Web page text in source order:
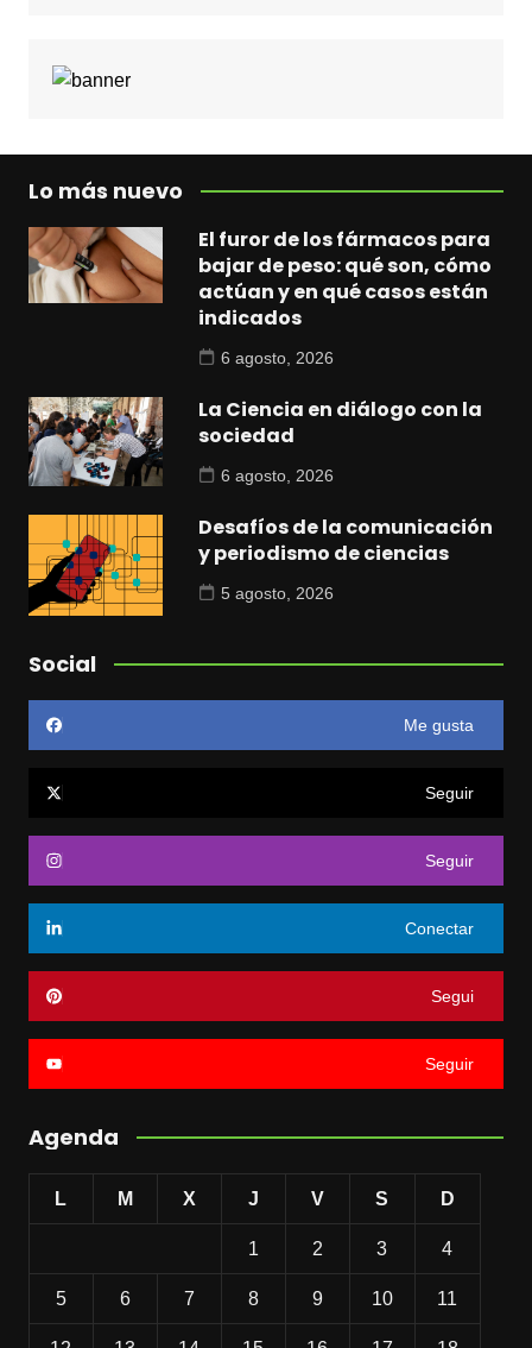
Lo más nuevo
El furor de los fármacos para
bajar de peso: qué son, cómo
actúan y en qué casos están
indicados
6 agosto, 2026
La Ciencia en diálogo con la
sociedad
6 agosto, 2026
Desafíos de la comunicación
y periodismo de ciencias
5 agosto, 2026
Social
Me gusta
Seguir
Seguir
Conectar
Segui
Seguir
Agenda
L M X J V S D
1 2 3 4
5 6 7 8 9 10 11